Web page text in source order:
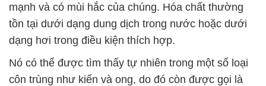
mạnh và có mùi hắc của chúng. Hóa chất thường
tồn tại dưới dạng dung dịch trong nước hoặc dưới
dạng hơi trong điều kiện thích hợp.
Nó có thể được tìm thấy tự nhiên trong một số loại
côn trùng như kiến và ong, do đó còn được gọi là